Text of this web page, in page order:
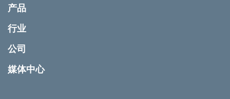
产品
行业
公司
媒体中心